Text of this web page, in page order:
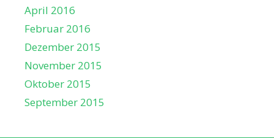
April 2016
Februar 2016
Dezember 2015
November 2015
Oktober 2015
September 2015